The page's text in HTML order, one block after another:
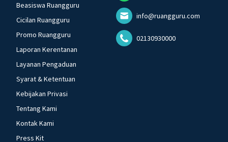
Beasiswa Ruangguru
Cicilan Ruangguru
Promo Ruangguru
Laporan Kerentanan
Layanan Pengaduan
Syarat & Ketentuan
Kebijakan Privasi
Tentang Kami
Kontak Kami
Press Kit
info@ruangguru.com
02130930000